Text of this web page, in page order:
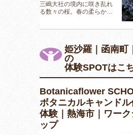
三嶋大社の境内に咲き乱れ
る数々の桜。春の柔らか…
姫沙羅｜函南町
の
体験SPOTはこ
Botanicaflower
ボタニカルキャンドル
体験｜熱海市｜ワーク
ップ